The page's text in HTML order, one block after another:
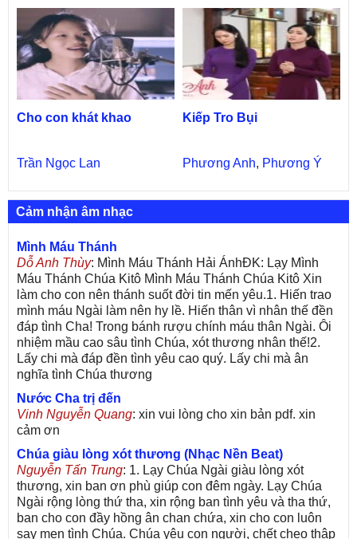
Cho con khát khao
Trần Ngọc Lan
Kiếp Tro Bụi
Phương Anh, Phương Ý
Cảm nhận âm nhạc
Mình Máu Thánh
Dỗ Anh Thùy: Mình Máu Thánh Hải ÁnhĐK: Lạy Mình
Máu Thánh Chúa Kitô Mình Máu Thánh Chúa Kitô Xin
làm cho con nên thánh suốt đời tin mến yêu.1. Hiến trao
mình máu Ngài làm nên hy lề. Hiến thân vì nhân thế đền
đáp tình Cha! Trong bánh rượu chính máu thân Ngài. Ôi
nhiệm mầu cao sâu tình Chúa, xót thương nhân thế!2.
Lấy chi mà đáp đền tình yêu cao quý. Lấy chi mà ân
nghĩa tình Chúa thương
Nước Cha trị đến
Vinh Nguyễn Quang: xin vui lòng cho xin bản pdf. xin
cảm ơn
Chúa giàu lòng xót thương (Nhạc Nền Beat)
Nguyễn Tấn Trung: 1. Lạy Chúa Ngài giàu lòng xót
thương, xin ban ơn phù giúp con đêm ngày. Lạy Chúa
Ngài rộng lòng thứ tha, xin rộng ban tình yêu và tha thứ,
ban cho con đầy hồng ân chan chứa, xin cho con luôn
say men tình Chúa. Chúa yêu con người, chết cheo thập